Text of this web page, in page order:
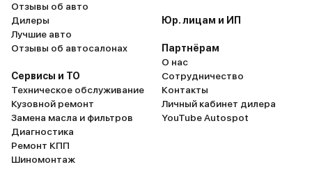
Отзывы об авто
Дилеры
Лучшие авто
Отзывы об автосалонах
Сервисы и ТО
Техническое обслуживание
Кузовной ремонт
Замена масла и фильтров
Диагностика
Ремонт КПП
Шиномонтаж
Юр. лицам и ИП
Партнёрам
О нас
Сотрудничество
Контакты
Личный кабинет дилера
YouTube Autospot